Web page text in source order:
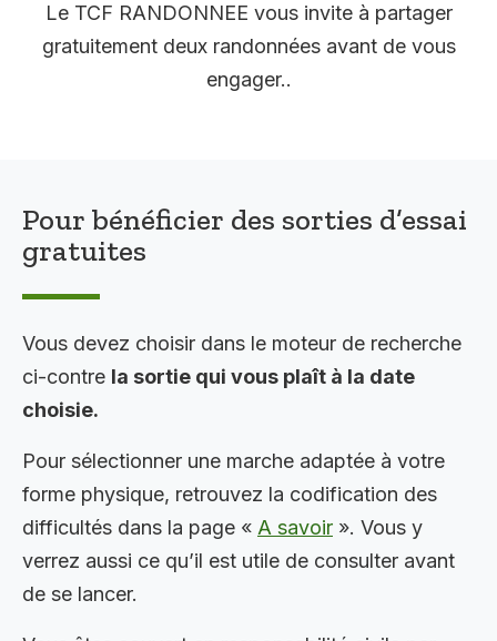
Le TCF RANDONNEE vous invite à partager
gratuitement deux randonnées avant de vous
engager..
Pour bénéficier des sorties d’essai
gratuites
Vous devez choisir dans le moteur de recherche
ci-contre la sortie qui vous plaît à la date
choisie.
Pour sélectionner une marche adaptée à votre
forme physique, retrouvez la codification des
difficultés dans la page « A savoir ». Vous y
verrez aussi ce qu’il est utile de consulter avant
de se lancer.